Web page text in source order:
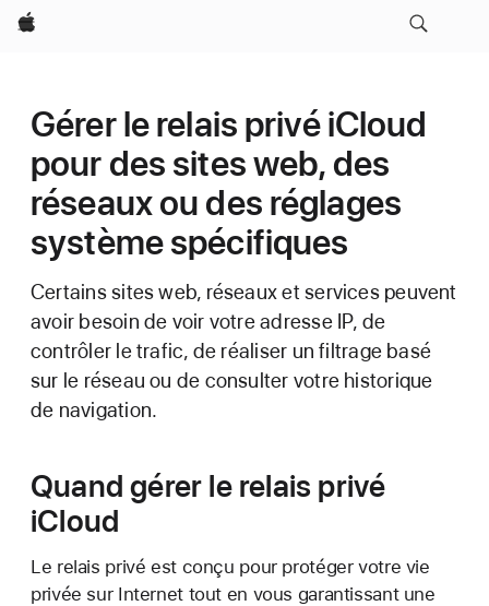
Apple
Gérer le relais privé iCloud
pour des sites web, des
réseaux ou des réglages
système spécifiques
Certains sites web, réseaux et services peuvent
avoir besoin de voir votre adresse IP, de
contrôler le trafic, de réaliser un filtrage basé
sur le réseau ou de consulter votre historique
de navigation.
Quand gérer le relais privé
iCloud
Le relais privé est conçu pour protéger votre vie
privée sur Internet tout en vous garantissant une